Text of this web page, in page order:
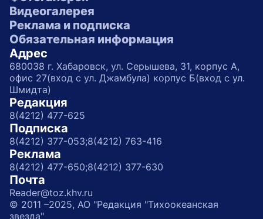
Видеогалерея
Реклама и подписка
Обязательная информация
Адрес
680038 г. Хабаровск, ул. Серышева, 31, корпус А,
офис 27(вход с ул. Джамбула) корпус Б(вход с ул.
Шмидта)
Редакция
8(4212) 477-625
Подписка
8(4212) 377-053;8(4212) 763-416
Реклама
8(4212) 477-650;8(4212) 377-630
Почта
Reader@toz.khv.ru
© 2011 –2025, АО "Редакция "Тихоокеанская
звезда"